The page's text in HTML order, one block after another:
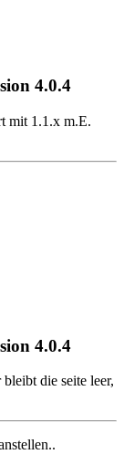
4.0.4
mit 1.1.x m.E.
4.0.4
die seite leer,